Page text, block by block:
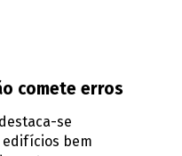
comete erros
se
bem